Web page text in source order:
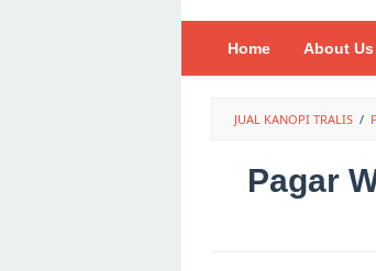
Home About Us
JUAL KANOPI TRALIS /
Pagar